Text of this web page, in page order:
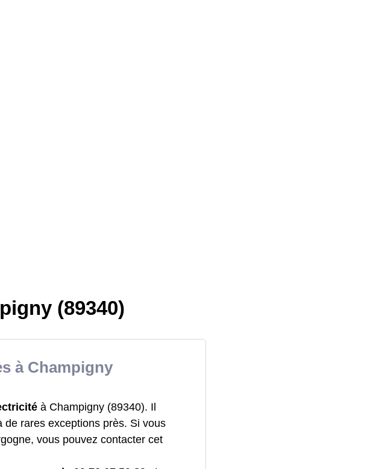
(89340)
à Champigny
à Champigny (89340). Il
rares exceptions près. Si vous
vous pouvez contacter cet